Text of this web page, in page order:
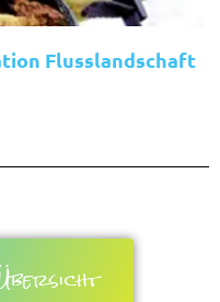
Flusslandschaft